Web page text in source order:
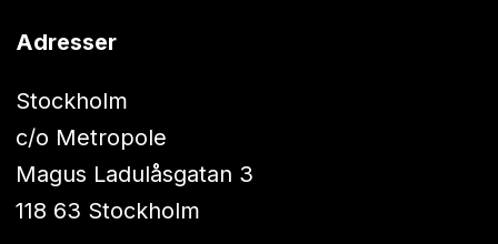
Adresser
Stockholm
c/o Metropole
Magus Ladulåsgatan 3
118 63 Stockholm